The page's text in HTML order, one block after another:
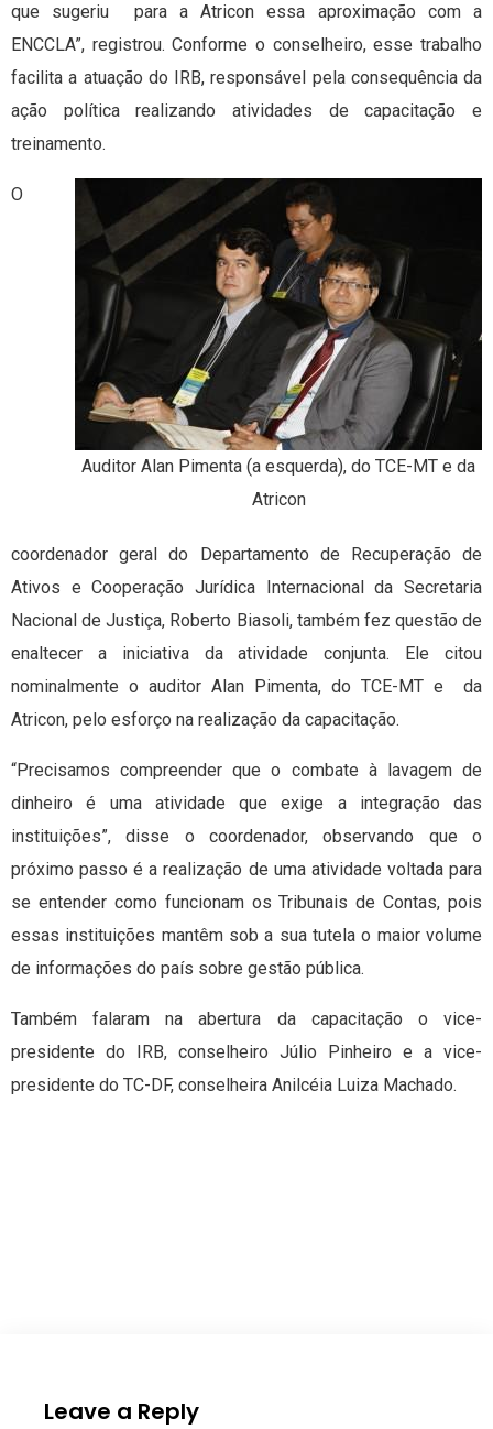
que sugeriu para a Atricon essa aproximação com a
ENCCLA”, registrou. Conforme o conselheiro, esse trabalho
facilita a atuação do IRB, responsável pela consequência da
ação política realizando atividades de capacitação e
treinamento.
Auditor Alan Pimenta (a esquerda), do TCE-MT e da
Atricon
O
coordenador geral do Departamento de Recuperação de
Ativos e Cooperação Jurídica Internacional da Secretaria
Nacional de Justiça, Roberto Biasoli, também fez questão de
enaltecer a iniciativa da atividade conjunta. Ele citou
nominalmente o auditor Alan Pimenta, do TCE-MT e da
Atricon, pelo esforço na realização da capacitação.
“Precisamos compreender que o combate à lavagem de
dinheiro é uma atividade que exige a integração das
instituições”, disse o coordenador, observando que o
próximo passo é a realização de uma atividade voltada para
se entender como funcionam os Tribunais de Contas, pois
essas instituições mantêm sob a sua tutela o maior volume
de informações do país sobre gestão pública.
Também falaram na abertura da capacitação o vice-
presidente do IRB, conselheiro Júlio Pinheiro e a vice-
presidente do TC-DF, conselheira Anilcéia Luiza Machado.
Leave a Reply